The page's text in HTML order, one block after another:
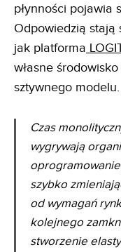
płynności pojawia
Odpowiedzią stają
jak platforma
własne
sztywnego modelu.
Czas
wygrywają
szybko
od wymagań
kolejnego
stworzenie